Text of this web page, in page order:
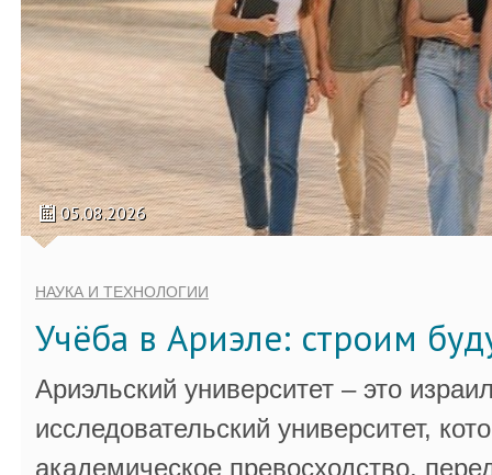
05.08.2026
НАУКА И ТЕХНОЛОГИИ
Учёба в Ариэле: строим
Ариэльский университет – это
исследовательский университет,
академическое превосходство,